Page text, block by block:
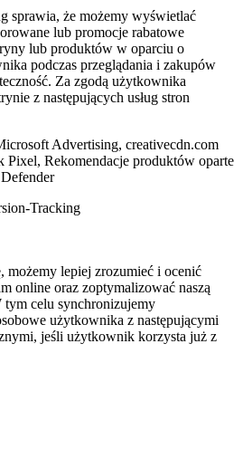
sprawia, że możemy wyświetlać
lub promocje rabatowe
lub produktów w oparciu o
podczas przeglądania i zakupów
Za zgodą użytkownika
z następujących usług stron
Advertising, creativecdn.com
Rekomendacje produktów oparte
Tracking
możemy lepiej zrozumieć i ocenić
online oraz zoptymalizować naszą
tym celu synchronizujemy
użytkownika z następującymi
jeśli użytkownik korzysta już z